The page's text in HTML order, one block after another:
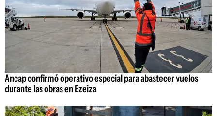
Ancap confirmó operativo especial para abastecer vuelos
durante las obras en Ezeiza